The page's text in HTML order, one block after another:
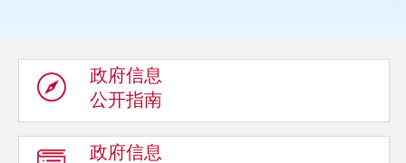
政府信息
公开指南
政府信息